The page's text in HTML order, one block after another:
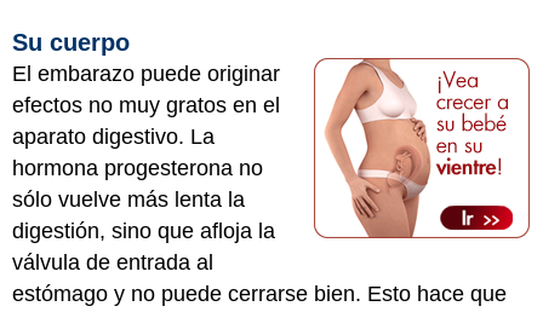
Su cuerpo
El embarazo puede originar
efectos no muy gratos en el
aparato digestivo. La
hormona progesterona no
sólo vuelve más lenta la
digestión, sino que afloja la
válvula de entrada al
estómago y no puede cerrarse bien. Esto hace que